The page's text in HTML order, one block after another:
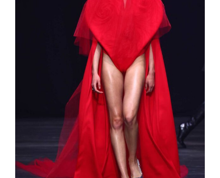
20 Jahre Kilian Kerner Fashion
Week Berlin